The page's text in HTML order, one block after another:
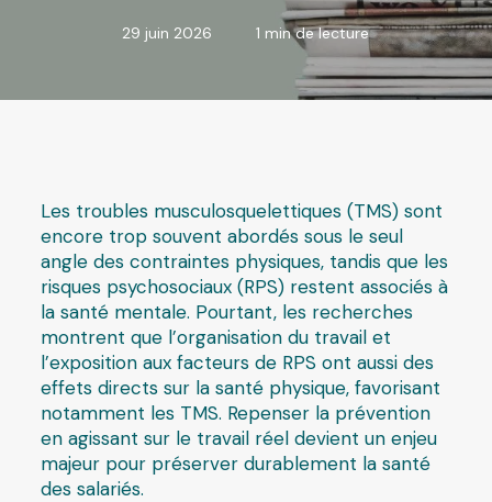
29 juin 2026 1 min de lecture
Les troubles musculosquelettiques (TMS) sont
encore trop souvent abordés sous le seul
angle des contraintes physiques, tandis que les
risques psychosociaux (RPS) restent associés à
la santé mentale. Pourtant, les recherches
montrent que l’organisation du travail et
l’exposition aux facteurs de RPS ont aussi des
effets directs sur la santé physique, favorisant
notamment les TMS. Repenser la prévention
en agissant sur le travail réel devient un enjeu
majeur pour préserver durablement la santé
des salariés.